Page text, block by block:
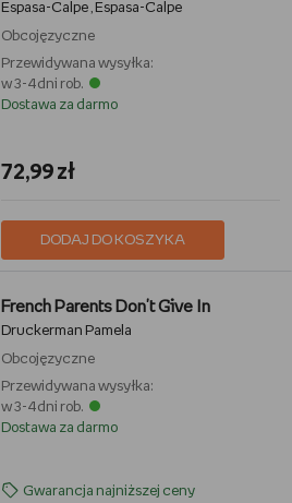
Espasa-Calpe
Espasa-Calpe
Obcojęzyczne
Przewidywana wysyłka:
w 3-4 dni rob.
Dostawa za darmo
72,99 zł
DODAJ DO KOSZYKA
French Parents Don't Give In
Druckerman Pamela
Obcojęzyczne
Przewidywana wysyłka:
w 3-4 dni rob.
Dostawa za darmo
Gwarancja najniższej ceny